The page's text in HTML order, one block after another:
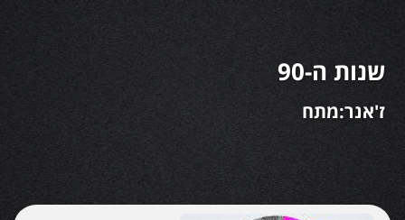
שנות ה-90
ז'אנר:מתח